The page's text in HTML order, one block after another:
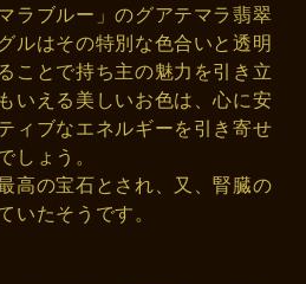
ラブルー」のグアテマラ翡翠
ルはその特別な色合いと透明
ことで持ち主の魅力を引き立
いえる美しいお色は、心に安
ィブなエネルギーを引き寄せ
しょう。
高の宝石とされ、又、腎臓の
いたそうです。